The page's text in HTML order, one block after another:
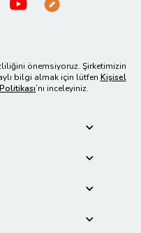
önemsiyoruz. Şirketimizin
bilgi almak için lütfen Kişisel
’nı inceleyiniz.